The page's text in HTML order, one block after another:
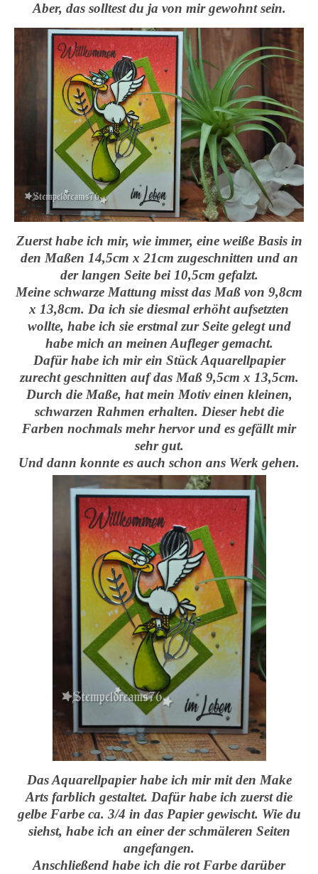
Aber, das solltest du ja von mir gewohnt sein.
Zuerst habe ich mir, wie immer, eine weiße Basis in
den Maßen 14,5cm x 21cm zugeschnitten und an
der langen Seite bei 10,5cm gefalzt.
Meine schwarze Mattung misst das Maß von 9,8cm
x 13,8cm. Da ich sie diesmal erhöht aufsetzten
wollte, habe ich sie erstmal zur Seite gelegt und
habe mich an meinen Aufleger gemacht.
Dafür habe ich mir ein Stück Aquarellpapier
zurecht geschnitten auf das Maß 9,5cm x 13,5cm.
Durch die Maße, hat mein Motiv einen kleinen,
schwarzen Rahmen erhalten. Dieser hebt die
Farben nochmals mehr hervor und es gefällt mir
sehr gut.
Und dann konnte es auch schon ans Werk gehen.
Das Aquarellpapier habe ich mir mit den Make
Arts farblich gestaltet. Dafür habe ich zuerst die
gelbe Farbe ca. 3/4 in das Papier gewischt. Wie du
siehst, habe ich an einer der schmäleren Seiten
angefangen.
Anschließend habe ich die rot Farbe darüber